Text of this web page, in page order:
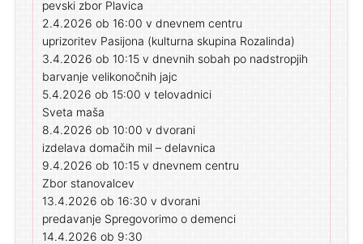
pevski zbor Plavica
2.4.2026 ob 16:00 v dnevnem centru
uprizoritev Pasijona (kulturna skupina Rozalinda)
3.4.2026 ob 10:15 v dnevnih sobah po nadstropjih
barvanje velikonočnih jajc
5.4.2026 ob 15:00 v telovadnici
Sveta maša
8.4.2026 ob 10:00 v dvorani
izdelava domačih mil – delavnica
9.4.2026 ob 10:15 v dnevnem centru
Zbor stanovalcev
13.4.2026 ob 16:30 v dvorani
predavanje Spregovorimo o demenci
14.4.2026 ob 9:30